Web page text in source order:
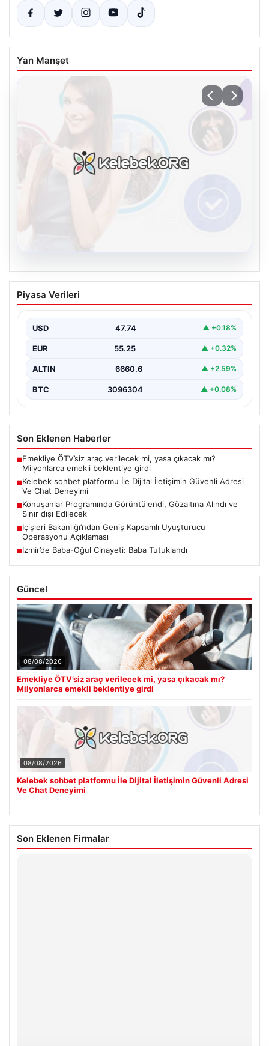
Yan Manşet
Kelebek sohbet platformu İle Dijital
İletişimin Güvenli Adresi Ve Chat
Dijital ortamında bireylerin seviyeli bir biçimde irtibat
Piyasa Verileri
USD 47.74 ▲ +0.18%
EUR 55.25 ▲ +0.32%
ALTIN 6660.6 ▲ +2.59%
BTC 3096304 ▲ +0.08%
Son Eklenen Haberler
■Emekliye ÖTV’siz araç verilecek mi, yasa çıkacak mı?
Milyonlarca emekli beklentiye girdi
■Kelebek sohbet platformu İle Dijital İletişimin Güvenli Adresi
Ve Chat Deneyimi
■Konuşanlar Programında Görüntülendi, Gözaltına Alındı ve
Sınır dışı Edilecek
■İçişleri Bakanlığı’ndan Geniş Kapsamlı Uyuşturucu
Operasyonu Açıklaması
■İzmir’de Baba-Oğul Cinayeti: Baba Tutuklandı
Güncel
08/08/2026
Emekliye ÖTV’siz araç verilecek mi, yasa çıkacak mı?
Milyonlarca emekli beklentiye girdi
08/08/2026
Kelebek sohbet platformu İle Dijital İletişimin Güvenli Adresi
Ve Chat Deneyimi
Son Eklenen Firmalar